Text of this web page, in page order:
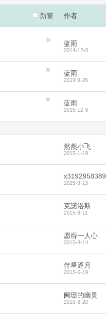
新窗 作者
蓝雨
2014-12-8
蓝雨
2019-9-26
蓝雨
2015-12-8
然然小飞
2015-1-19
x3192958389
2025-9-13
克諾洛斯
2015-8-11
愿得一人心
2015-8-14
伴星逐月
2015-6-19
阑珊的幽灵
2015-3-20